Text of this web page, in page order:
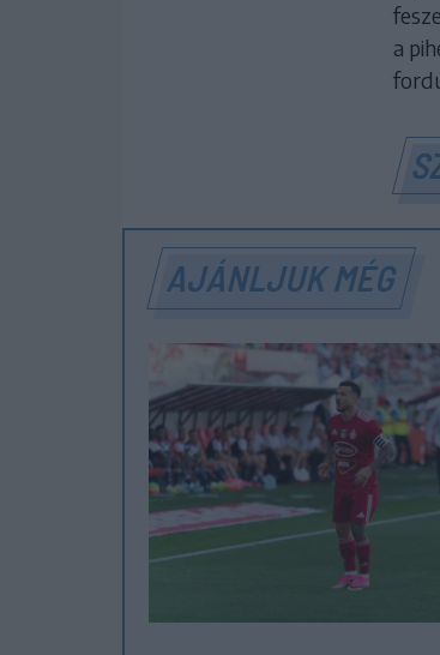
a
AJÁNLJUK MÉG